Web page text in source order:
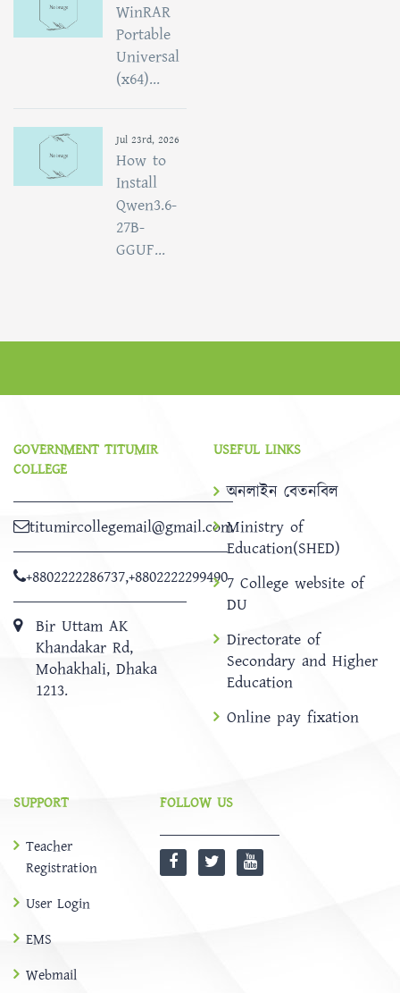
WinRAR
Portable
Universal
(x64)...
Jul 23rd, 2026
How to
Install
Qwen3.6-
27B-
GGUF...
GOVERNMENT TITUMIR
COLLEGE
titumircollegemail@gmail.com
+8802222286737,+8802222299490
Bir Uttam AK
Khandakar Rd,
Mohakhali, Dhaka
1213.
USEFUL LINKS
অনলাইন বেতনবিল
Ministry of
Education(SHED)
7 College website of
DU
Directorate of
Secondary and Higher
Education
Online pay fixation
SUPPORT
Teacher
Registration
User Login
EMS
Webmail
FOLLOW US